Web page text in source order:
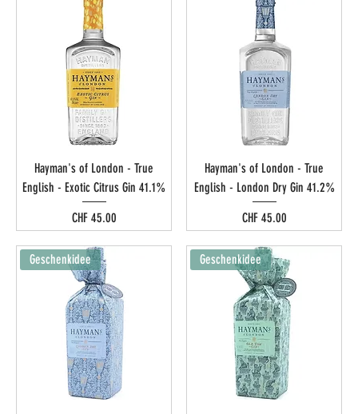
Hayman's of London - True
English - Exotic Citrus Gin 41.1%
Preis
CHF 45.00
Hayman's of London - True
English - London Dry Gin 41.2%
Preis
CHF 45.00
Geschenkidee Geschenkidee